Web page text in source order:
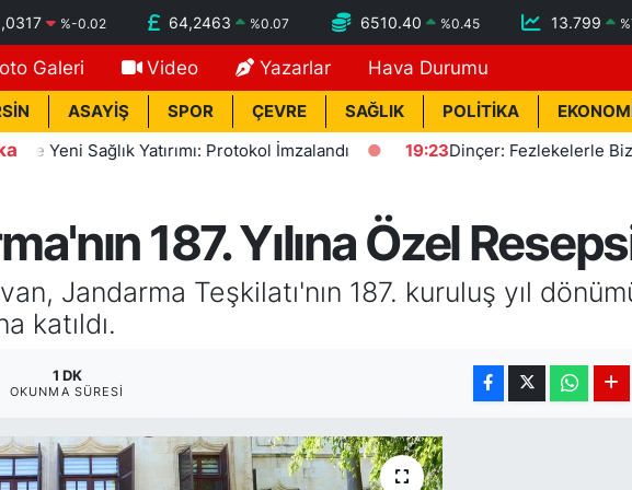
%-0.02 64,2463 %0.07 6510.40 %0.45 13.799 %
Galeri Video Yazarlar Hava Durumu
ASAYİŞ SPOR ÇEVRE SAĞLIK POLİTİKA
Yatırımı: Protokol İmzalandı 19:23 Dinçer: Fezlekelerle Bizi
187. Yılına Özel
Jandarma Teşkilatı'nın 187. kuruluş yıl
katıldı.
1 DK
OKUNMA SÜRESI